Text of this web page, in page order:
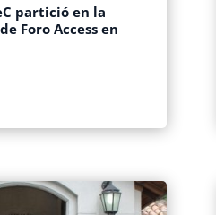
partició en la
Foro Access en